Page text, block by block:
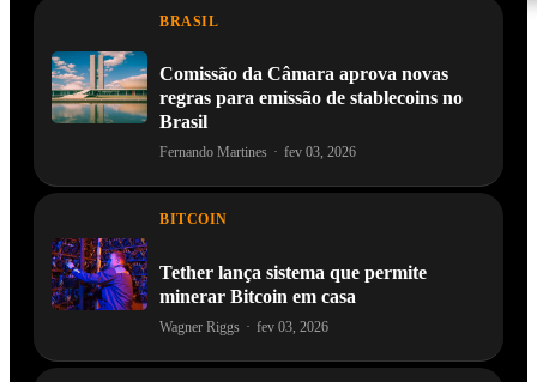
BRASIL
Comissão da Câmara aprova novas
regras para emissão de stablecoins no
Brasil
Fernando Martines · fev 03, 2026
BITCOIN
Tether lança sistema que permite
minerar Bitcoin em casa
Wagner Riggs · fev 03, 2026